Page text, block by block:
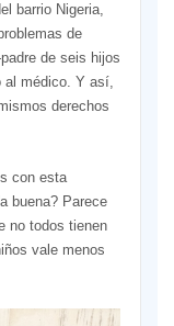
barrio Nigeria,
de
de seis hijos
al médico. Y así,
derechos
con esta
buena? Parece
no todos tienen
vale menos